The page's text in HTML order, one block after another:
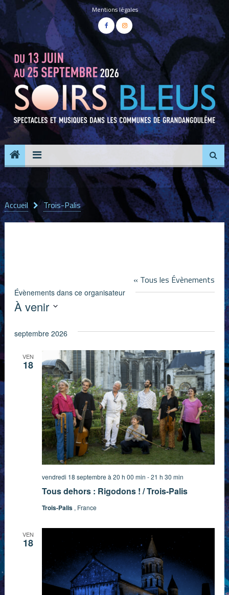
Mentions légales
Accueil Trois-Palis
« Tous les Évènements
Évènements dans ce organisateur
À venir
une
septembre 2026
VEN
18
Tous dehors : Rigodons ! / Trois-Palis
vendredi 18 septembre à 20 h 00 min -21 h 30 min
Trois-Palis , France
VEN
18
Panneau de gestion des cookies